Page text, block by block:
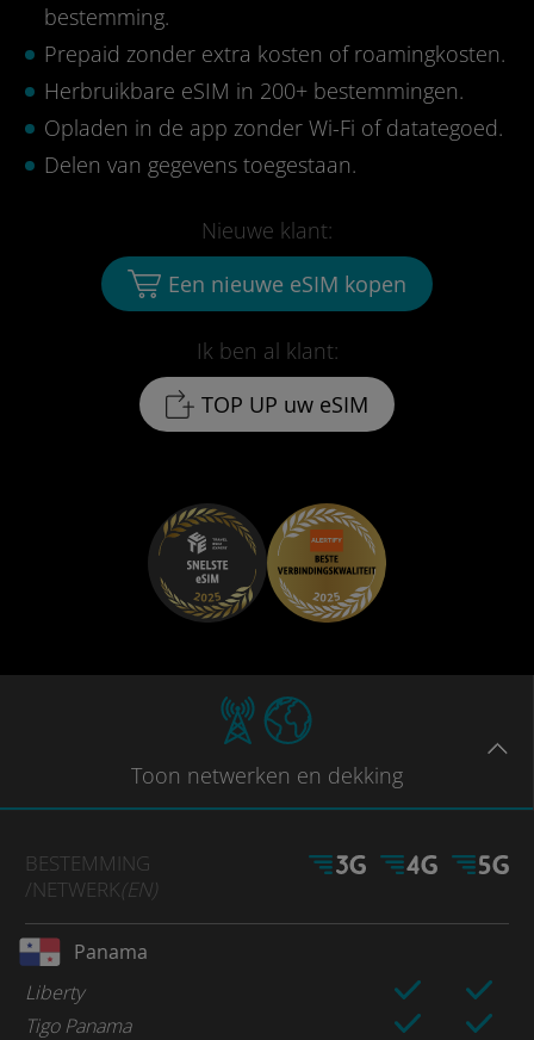
bestemming.
Prepaid zonder extra kosten of roamingkosten.
Herbruikbare eSIM in 200+ bestemmingen.
Opladen in de app zonder Wi-Fi of datategoed.
Delen van gegevens toegestaan.
Ik ben al klant:
TOP UP uw eSIM
Nieuwe klant:
Een nieuwe eSIM kopen
Toon netwerken en dekking
BESTEMMING
/NETWERK(EN)
Panama
Liberty
Tigo Panama